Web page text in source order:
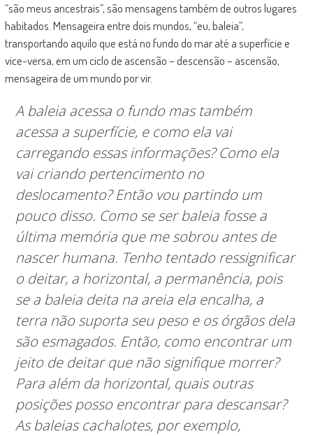
“são meus ancestrais”, são mensagens também de outros lugares
habitados. Mensageira entre dois mundos, “eu, baleia”,
transportando aquilo que está no fundo do mar até a superfície e
vice-versa, em um ciclo de ascensão – descensão – ascensão,
mensageira de um mundo por vir.
A baleia acessa o fundo mas também
acessa a superfície, e como ela vai
carregando essas informações? Como ela
vai criando pertencimento no
deslocamento? Então vou partindo um
pouco disso. Como se ser baleia fosse a
última memória que me sobrou antes de
nascer humana. Tenho tentado ressignificar
o deitar, a horizontal, a permanência, pois
se a baleia deita na areia ela encalha, a
terra não suporta seu peso e os órgãos dela
são esmagados. Então, como encontrar um
jeito de deitar que não signifique morrer?
Para além da horizontal, quais outras
posições posso encontrar para descansar?
As baleias cachalotes, por exemplo,